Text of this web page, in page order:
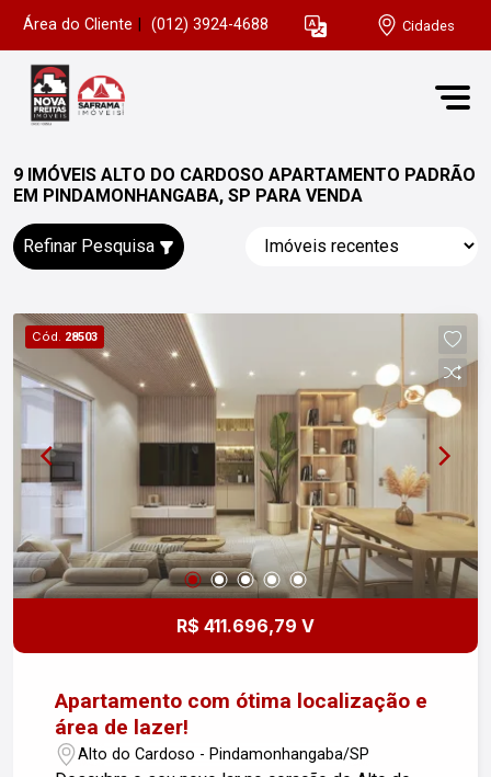
Área do Cliente (012) 3924-4688 Cidades
9 IMÓVEIS ALTO DO CARDOSO APARTAMENTO PADRÃO
EM PINDAMONHANGABA, SP PARA VENDA
Refinar Pesquisa
Cód. 28503
R$ 411.696,79 V
Apartamento com ótima localização e
área de lazer!
Alto do Cardoso - Pindamonhangaba/SP